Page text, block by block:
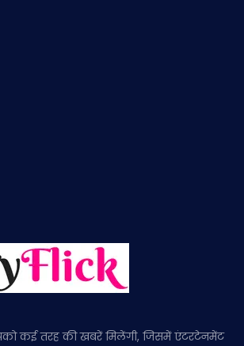
कई तरह की खबरें मिलेंगी, जिसमें एंटरटेनमेंट